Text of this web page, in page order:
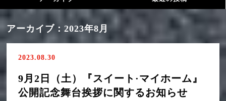
12月1日(金)『スイート・マイホーム』舞台挨拶開催決定‼
9月22日(金)『スイート・マイホーム』公開御礼イベントレポー
2023年9月
アーカイブ：2023年8月
2023.08.30
9月2日（土）『スイート·マイホーム』
公開記念舞台挨拶に関するお知らせ